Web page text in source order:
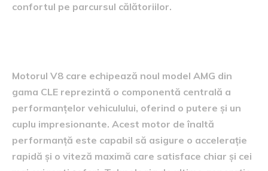
confortul pe parcursul călătoriilor.
Motorul V8 care echipează noul model AMG din
gama CLE reprezintă o componentă centrală a
performanțelor vehiculului, oferind o putere și un
cuplu impresionante. Acest motor de înaltă
performanță este capabil să asigure o accelerație
rapidă și o viteză maximă care satisface chiar și cei